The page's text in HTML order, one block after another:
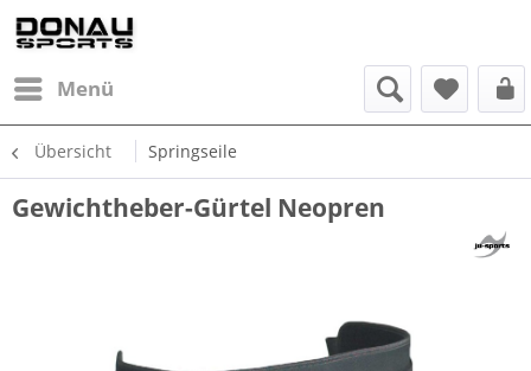
Menü
Übersicht Springseile
Gewichtheber-Gürtel Neopren